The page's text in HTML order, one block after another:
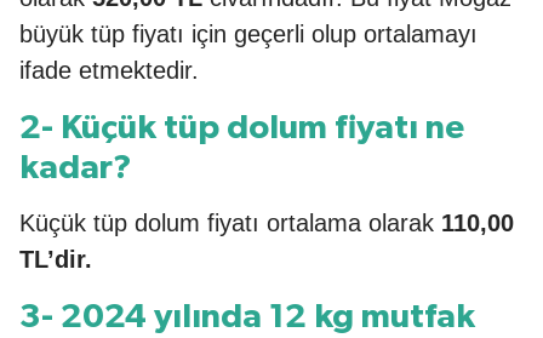
büyük tüp fiyatı için geçerli olup ortalamayı
ifade etmektedir.
2- Küçük tüp dolum fiyatı ne
kadar?
Küçük tüp dolum fiyatı ortalama olarak 110,00
TL’dir.
3- 2024 yılında 12 kg mutfak